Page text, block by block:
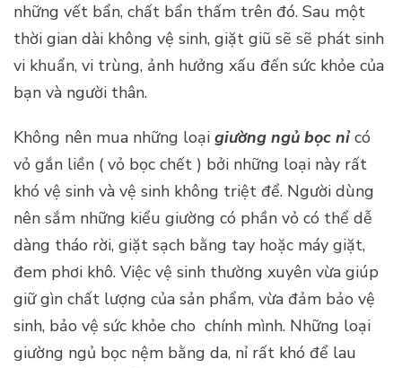
những vết bẩn, chất bẩn thấm trên đó. Sau một
thời gian dài không vệ sinh, giặt giũ sẽ sẽ phát sinh
vi khuẩn, vi trùng, ảnh hưởng xấu đến sức khỏe của
bạn và người thân.
Không nên mua những loại giường ngủ bọc nỉcó
vỏ gắn liền ( vỏ bọc chết ) bởi những loại này rất
khó vệ sinh và vệ sinh không triệt để. Người dùng
nên sắm những kiểu giường có phần vỏ có thể dễ
dàng tháo rời, giặt sạch bằng tay hoặc máy giặt,
đem phơi khô. Việc vệ sinh thường xuyên vừa giúp
giữ gìn chất lượng của sản phẩm, vừa đảm bảo vệ
sinh, bảo vệ sức khỏe cho chính mình. Những loại
giường ngủ bọc nệm bằng da, nỉ rất khó để lau